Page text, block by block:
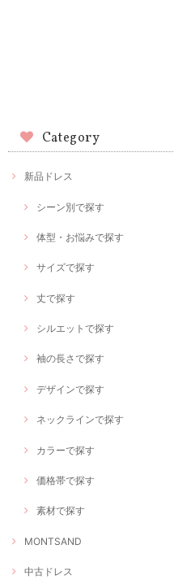
Category
新品ドレス
シーン別で探す
体型・お悩みで探す
サイズで探す
丈で探す
シルエットで探す
袖の長さで探す
デザインで探す
ネックラインで探す
カラーで探す
価格帯で探す
素材で探す
MONTSAND
中古ドレス